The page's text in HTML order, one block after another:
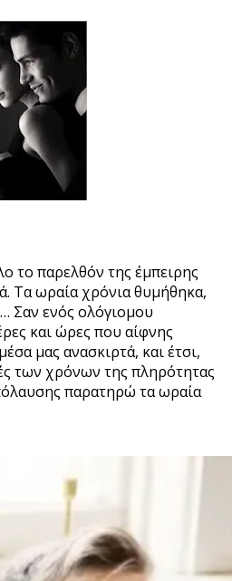
το παρελθόν της έμπειρης
Τα ωραία χρόνια θυμήθηκα,
Σαν ενός ολόγιομου
και ώρες που αίφνης
μας ανασκιρτά, και έτσι,
των χρόνων της πληρότητας
παρατηρώ τα ωραία